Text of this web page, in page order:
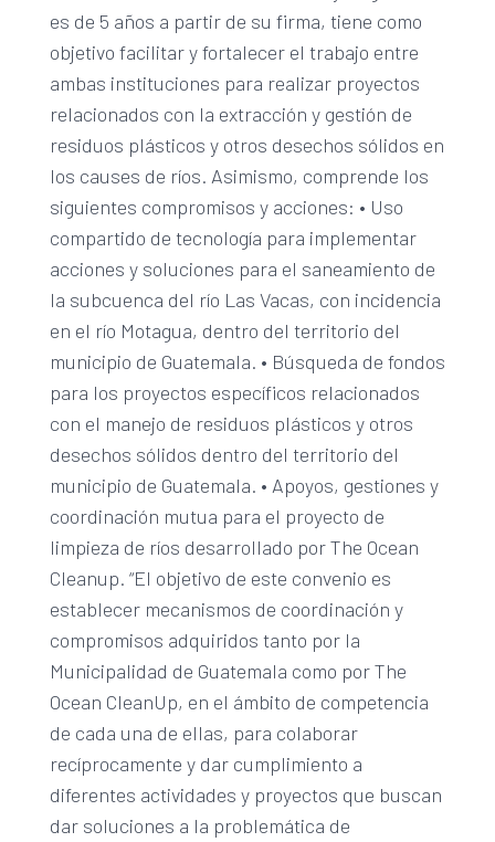
es de 5 años a partir de su firma, tiene como
objetivo facilitar y fortalecer el trabajo entre
ambas instituciones para realizar proyectos
relacionados con la extracción y gestión de
residuos plásticos y otros desechos sólidos en
los causes de ríos. Asimismo, comprende los
siguientes compromisos y acciones: • Uso
compartido de tecnología para implementar
acciones y soluciones para el saneamiento de
la subcuenca del río Las Vacas, con incidencia
en el río Motagua, dentro del territorio del
municipio de Guatemala. • Búsqueda de fondos
para los proyectos específicos relacionados
con el manejo de residuos plásticos y otros
desechos sólidos dentro del territorio del
municipio de Guatemala. • Apoyos, gestiones y
coordinación mutua para el proyecto de
limpieza de ríos desarrollado por The Ocean
Cleanup. “El objetivo de este convenio es
establecer mecanismos de coordinación y
compromisos adquiridos tanto por la
Municipalidad de Guatemala como por The
Ocean CleanUp, en el ámbito de competencia
de cada una de ellas, para colaborar
recíprocamente y dar cumplimiento a
diferentes actividades y proyectos que buscan
dar soluciones a la problemática de